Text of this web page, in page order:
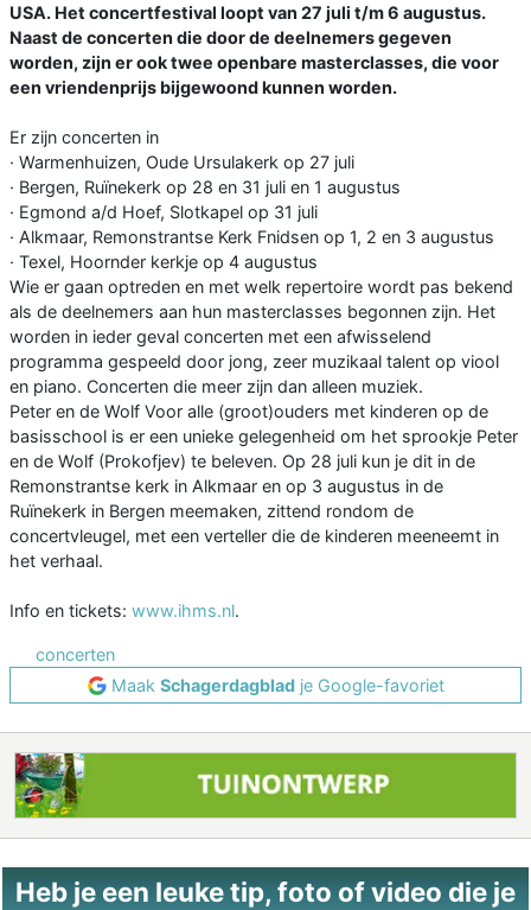
USA. Het concertfestival loopt van 27 juli t/m 6 augustus.
Naast de concerten die door de deelnemers gegeven
worden, zijn er ook twee openbare masterclasses, die voor
een vriendenprijs bijgewoond kunnen worden.
Er zijn concerten in
· Warmenhuizen, Oude Ursulakerk op 27 juli
· Bergen, Ruïnekerk op 28 en 31 juli en 1 augustus
· Egmond a/d Hoef, Slotkapel op 31 juli
· Alkmaar, Remonstrantse Kerk Fnidsen op 1, 2 en 3 augustus
· Texel, Hoornder kerkje op 4 augustus
Wie er gaan optreden en met welk repertoire wordt pas bekend
als de deelnemers aan hun masterclasses begonnen zijn. Het
worden in ieder geval concerten met een afwisselend
programma gespeeld door jong, zeer muzikaal talent op viool
en piano. Concerten die meer zijn dan alleen muziek.
Peter en de Wolf Voor alle (groot)ouders met kinderen op de
basisschool is er een unieke gelegenheid om het sprookje Peter
en de Wolf (Prokofjev) te beleven. Op 28 juli kun je dit in de
Remonstrantse kerk in Alkmaar en op 3 augustus in de
Ruïnekerk in Bergen meemaken, zittend rondom de
concertvleugel, met een verteller die de kinderen meeneemt in
het verhaal.
Info en tickets: www.ihms.nl.
concerten
Maak Schagerdagbladje Google-favoriet
Heb je een leuke tip, foto of video die je